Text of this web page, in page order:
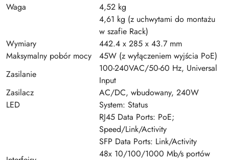
Waga
4,52 kg
4,61 kg (z uchwytami do montażu
w szafie Rack)
Wymiary
442.4 x 285 x 43.7 mm
Maksymalny pobór mocy
45W (z wyłączeniem wyjścia PoE)
Zasilanie
100-240VAC/50-60 Hz, Universal
Input
Zasilacz
AC/DC, wbudowany, 240W
LED
System: Status
RJ45 Data Ports: PoE;
Speed/Link/Activity
SFP Data Ports: Link/Activity
48x 10/100/1000 Mb/s portów